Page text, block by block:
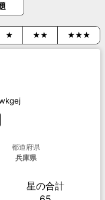
★ ★★ ★★★
都道府県
兵庫県
星の合計